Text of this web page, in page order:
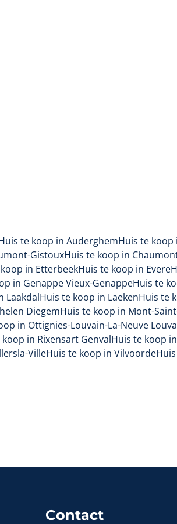
te koop in AuderghemHuis te koop
GistouxHuis te koop in
in EtterbeekHuis te koop in Evere
in Genappe Vieux-GenappeHuis te
LaakdalHuis te koop in LaekenHuis te
DiegemHuis te koop in Mont-
in Ottignies-Louvain-La-Neuve
in Rixensart GenvalHuis te koop
VilleHuis te koop in Vilvoorde
Contact